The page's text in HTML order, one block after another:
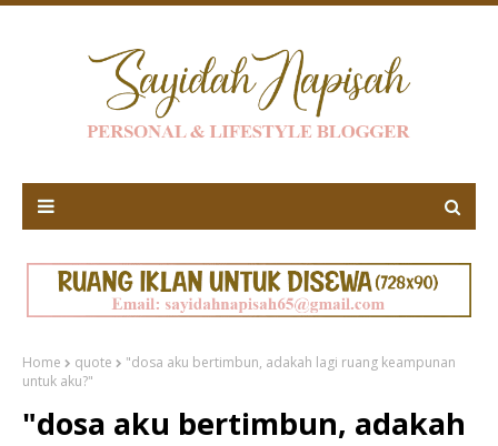
Home quote
"dosa aku bertimbun, adakah lagi ruang keampunan
untuk aku?"
"dosa aku bertimbun, adakah